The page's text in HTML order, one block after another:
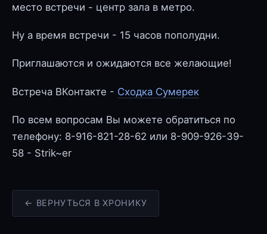
место встречи - центр зала в метро.
Ну а время встречи - 15 часов пополудни.
Приглашаются и ожидаются все желающие!
Встреча ВКонтакте - Сходка Сумерек
По всем вопросам Вы можете обратиться по
телефону: 8-916-821-28-62 или 8-909-926-39-
58 - Strik~er
← ВЕРНУТЬСЯ В ХРОНИКУ